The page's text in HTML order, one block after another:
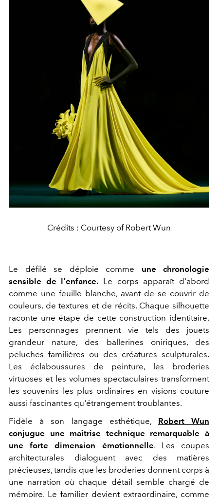
Crédits : Courtesy of Robert Wun
Le défilé se déploie comme une chronologie
sensible de l'enfance. Le corps apparaît d'abord
comme une feuille blanche, avant de se couvrir de
couleurs, de textures et de récits. Chaque silhouette
raconte une étape de cette construction identitaire.
Les personnages prennent vie tels des jouets
grandeur nature, des ballerines oniriques, des
peluches familières ou des créatures sculpturales.
Les éclaboussures de peinture, les broderies
virtuoses et les volumes spectaculaires transforment
les souvenirs les plus ordinaires en visions couture
aussi fascinantes qu'étrangement troublantes.
Fidèle à son langage esthétique, Robert Wun
conjugue une maîtrise technique remarquable à
une forte dimension émotionnelle. Les coupes
architecturales dialoguent avec des matières
précieuses, tandis que les broderies donnent corps à
une narration où chaque détail semble chargé de
mémoire. Le familier devient extraordinaire, comme